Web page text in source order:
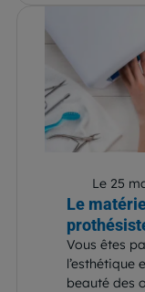
Le 25
Le
Vous êtes
l’esthétique
beauté des